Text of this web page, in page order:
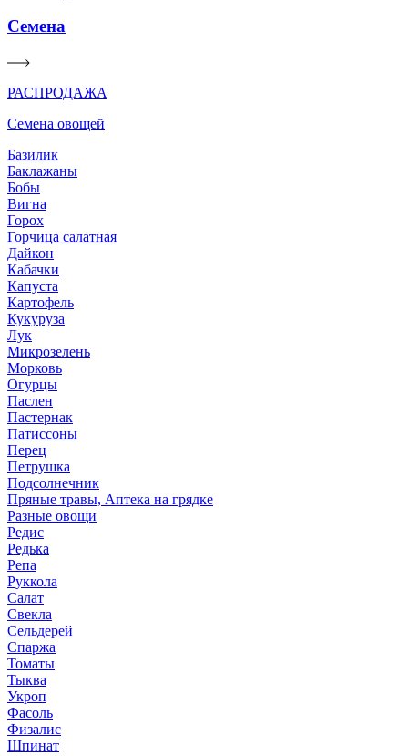
Семена
РАСПРОДАЖА
Семена овощей
Базилик
Баклажаны
Бобы
Вигна
Горох
Горчица салатная
Дайкон
Кабачки
Капуста
Картофель
Кукуруза
Лук
Микрозелень
Морковь
Огурцы
Паслен
Пастернак
Патиссоны
Перец
Петрушка
Подсолнечник
Пряные травы, Аптека на грядке
Разные овощи
Редис
Редька
Репа
Руккола
Салат
Свекла
Сельдерей
Спаржа
Томаты
Тыква
Укроп
Фасоль
Физалис
Шпинат